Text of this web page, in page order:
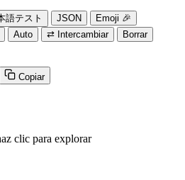
語テスト JSON
Emoji 🎉
Auto ⇄ Intercambiar Borrar
Copiar
clic para explorar